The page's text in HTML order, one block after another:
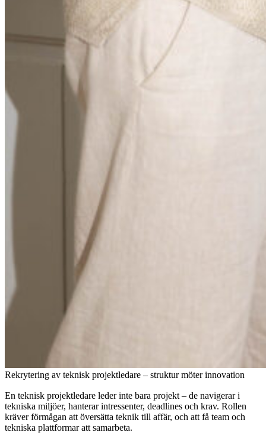
Rekrytering av teknisk projektledare – struktur möter innovation
En teknisk projektledare leder inte bara projekt – de navigerar i
tekniska miljöer, hanterar intressenter, deadlines och krav. Rollen
kräver förmågan att översätta teknik till affär, och att få team och
tekniska plattformar att samarbeta.